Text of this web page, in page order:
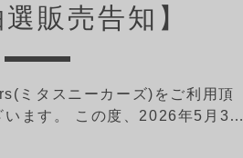
選販売告知】
ミタスニーカーズ)をご利用頂
います。 この度、2026年5月3…